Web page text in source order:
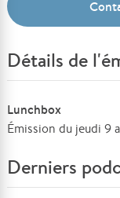
Détails de
Lunchbox
Émission du jeudi 9
Derniers